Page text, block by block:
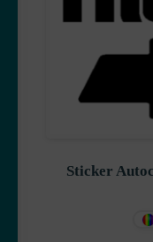
Sticker